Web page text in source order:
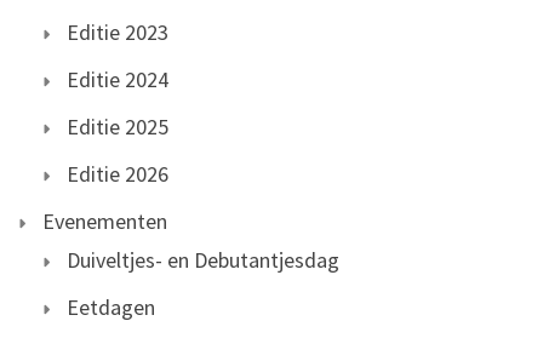
Editie 2023
Editie 2024
Editie 2025
Editie 2026
Evenementen
Duiveltjes- en Debutantjesdag
Eetdagen